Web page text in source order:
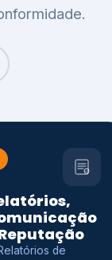
de